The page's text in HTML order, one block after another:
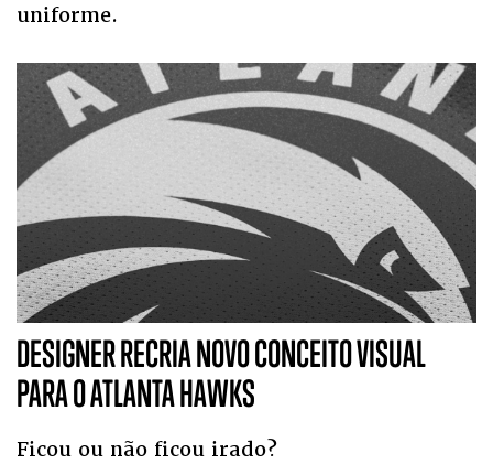
uniforme.
DESIGNER RECRIA NOVO CONCEITO VISUAL
PARA O ATLANTA HAWKS
Ficou ou não ficou irado?